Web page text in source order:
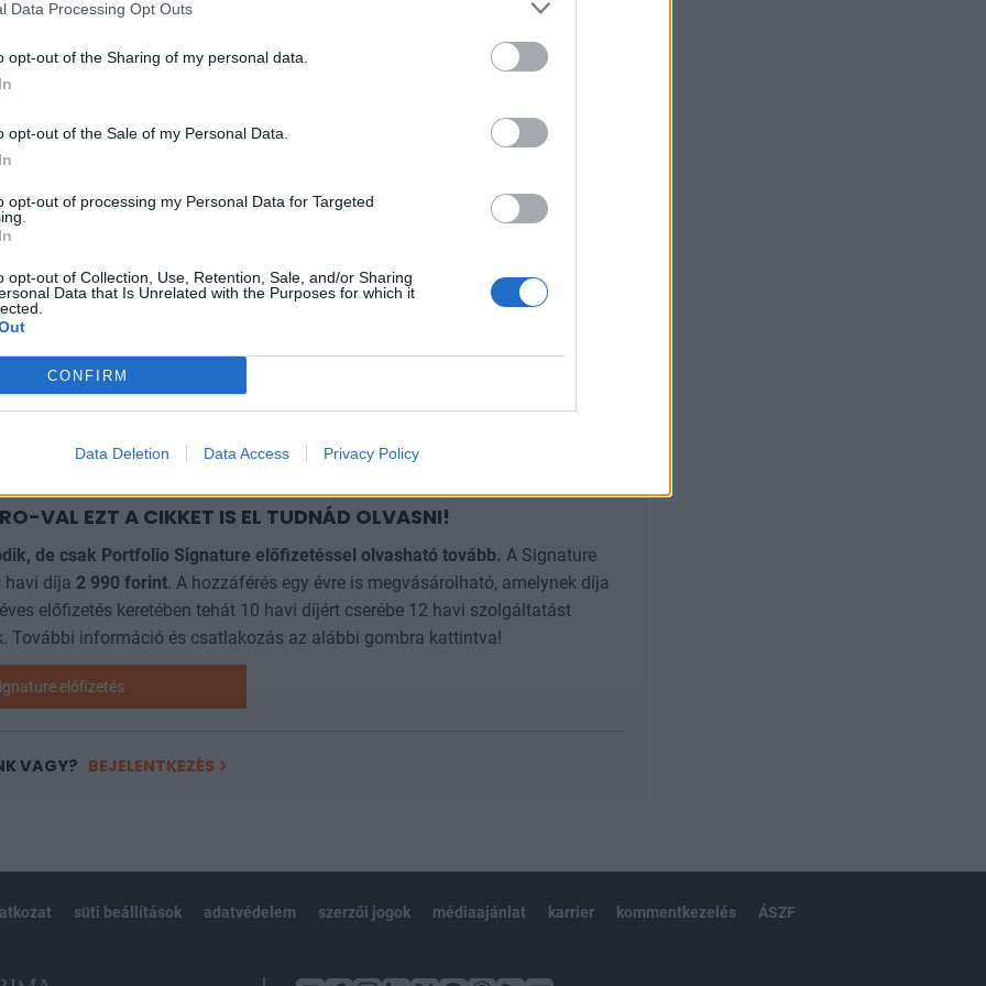
Data Processing Opt Outs
opt-out of the Sharing of my personal data.
opt-out of the Sale of my Personal Data.
opt-out of processing my Personal Data for Targeted
opt-out of Collection, Use, Retention, Sale, and/or Sharing
Data that Is Unrelated with the Purposes for which it
CONFIRM
Data Deletion Data Access Privacy Policy
CSÖKKENT A LEGALÁBB EGYMILLIÓ DOLLÁRRAL RENDELKEZŐK
AMI A LEGMEREDEKEBB VISSZAESÉS VOLT AZ ELMÚLT
FUTURE OF FINANCE 2023
jelentkezz már most!
Információ és jelentkezés
Észak-Amerikában vannak, annak ellenére, hogy a részvénypiaci
VAL EZT A CIKKET IS EL TUDNÁD OLVASNI!
de csak Portfolio Signature előfizetéssel olvasható tovább. A Signature
havi díja 2 990 forint. A hozzáférés egy évre is megvásárolható, amelynek díja
előfizetés keretében tehát 10 havi díjért cserébe 12 havi szolgáltatást
További információ és csatlakozás az alábbi gombra kattintva!
előfizetés
VAGY? BEJELENTKEZÉS
süti beállítások adatvédelem szerzői jogok médiaajánlat karrier kommentkezelés ÁSZF